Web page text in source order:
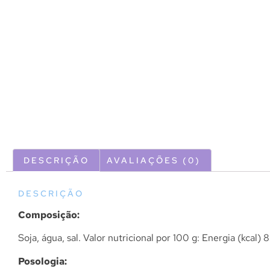
DESCRIÇÃO AVALIAÇÕES (0)
DESCRIÇÃO
Composição:
Soja, água, sal. Valor nutricional por 100 g: Energia
Posologia: